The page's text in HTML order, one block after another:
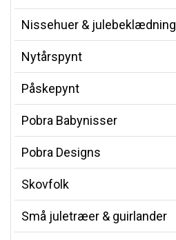
Nissehuer & julebeklædning
Nytårspynt
Påskepynt
Pobra Babynisser
Pobra Designs
Skovfolk
Små juletræer & guirlander